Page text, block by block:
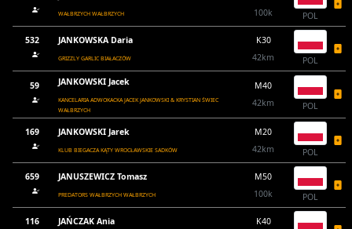
WAŁBRZYCH WAŁBRZYCH
100k
POL
532 JANKOWSKA Daria
GRIZZLY GARLIC BIAŁACZÓW
K30
42km
POL
59 JANKOWSKI Jacek
KANCELARIA ADWOKACKA JACEK JANKOWSKI & KRYSTIAN ŚWIEC
WAŁBRZYCH
M40
42km
POL
169 JANKOWSKI Jarek
KLUB BIEGACZA KĄTY WROCŁAWSKIE SADKÓW
M20
42km
POL
659 JANUSZEWICZ Tomasz
PREDATORS WAŁBRZYCH WAŁBRZYCH
M50
100k
POL
116 JAŃCZAK Ania
K40